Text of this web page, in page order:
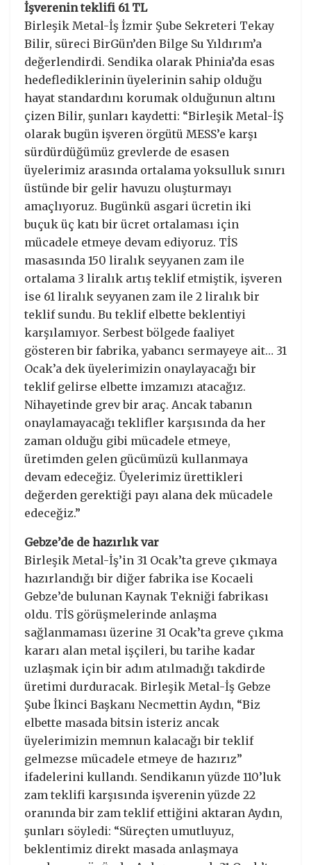
İşverenin teklifi 61 TL
Birleşik Metal-İş İzmir Şube Sekreteri Tekay
Bilir, süreci BirGün’den Bilge Su Yıldırım’a
değerlendirdi. Sendika olarak Phinia’da esas
hedeflediklerinin üyelerinin sahip olduğu
hayat standardını korumak olduğunun altını
çizen Bilir, şunları kaydetti: “Birleşik Metal-İŞ
olarak bugün işveren örgütü MESS’e karşı
sürdürdüğümüz grevlerde de esasen
üyelerimiz arasında ortalama yoksulluk sınırı
üstünde bir gelir havuzu oluşturmayı
amaçlıyoruz. Bugünkü asgari ücretin iki
buçuk üç katı bir ücret ortalaması için
mücadele etmeye devam ediyoruz. TİS
masasında 150 liralık seyyanen zam ile
ortalama 3 liralık artış teklif etmiştik, işveren
ise 61 liralık seyyanen zam ile 2 liralık bir
teklif sundu. Bu teklif elbette beklentiyi
karşılamıyor. Serbest bölgede faaliyet
gösteren bir fabrika, yabancı sermayeye ait… 31
Ocak’a dek üyelerimizin onaylayacağı bir
teklif gelirse elbette imzamızı atacağız.
Nihayetinde grev bir araç. Ancak tabanın
onaylamayacağı teklifler karşısında da her
zaman olduğu gibi mücadele etmeye,
üretimden gelen gücümüzü kullanmaya
devam edeceğiz. Üyelerimiz ürettikleri
değerden gerektiği payı alana dek mücadele
edeceğiz.”
Gebze’de de hazırlık var
Birleşik Metal-İş’in 31 Ocak’ta greve çıkmaya
hazırlandığı bir diğer fabrika ise Kocaeli
Gebze’de bulunan Kaynak Tekniği fabrikası
oldu. TİS görüşmelerinde anlaşma
sağlanmaması üzerine 31 Ocak’ta greve çıkma
kararı alan metal işçileri, bu tarihe kadar
uzlaşmak için bir adım atılmadığı takdirde
üretimi durduracak. Birleşik Metal-İş Gebze
Şube İkinci Başkanı Necmettin Aydın, “Biz
elbette masada bitsin isteriz ancak
üyelerimizin memnun kalacağı bir teklif
gelmezse mücadele etmeye de hazırız”
ifadelerini kullandı. Sendikanın yüzde 110’luk
zam teklifi karşısında işverenin yüzde 22
oranında bir zam teklif ettiğini aktaran Aydın,
şunları söyledi: “Süreçten umutluyuz,
beklentimiz direkt masada anlaşmaya